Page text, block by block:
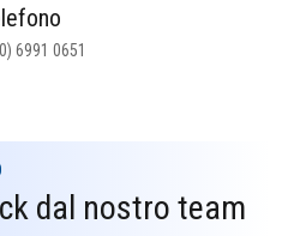
6991 0651
dal nostro team